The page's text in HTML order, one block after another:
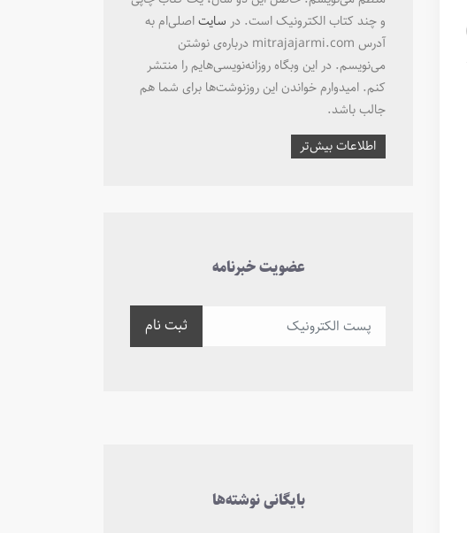
و چند کتاب الکترونیک است. در سایتاصلی‌ام به
آدرس mitrajajarmi.com درباره‌ی نوشتن
می‌نویسم. در این وبگاه روزانه‌نویسی‌هایم را منتشر
کنم. امیدوارم خواندن این روزنوشت‌ها برای شما هم
جالب باشد.
اطلاعات بیش‌تر
عضویت خبرنامه
ثبت نام
بایگانی نوشته‌ها